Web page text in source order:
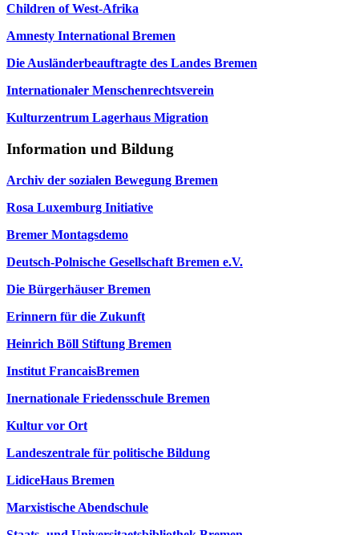
Children of West-Afrika
Amnesty International Bremen
Die Ausländerbeauftragte des Landes Bremen
Internationaler Menschenrechtsverein
Kulturzentrum Lagerhaus Migration
Information und Bildung
Archiv der sozialen Bewegung Bremen
Rosa Luxemburg Initiative
Bremer Montagsdemo
Deutsch-Polnische Gesellschaft Bremen e.V.
Die Bürgerhäuser Bremen
Erinnern für die Zukunft
Heinrich Böll Stiftung Bremen
Institut FrancaisBremen
Inernationale Friedensschule Bremen
Kultur vor Ort
Landeszentrale für politische Bildung
LidiceHaus Bremen
Marxistische Abendschule